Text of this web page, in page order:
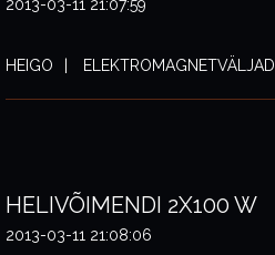
2013-03-11 21:07:59
HEIGO ELEKTROMAGNETVÄLJAD
HELIVÕIMENDI 2X100 W
2013-03-11 21:08:06